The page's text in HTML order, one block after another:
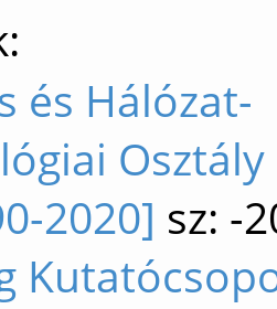
és Hálózat-
Osztály
2020] sz: -